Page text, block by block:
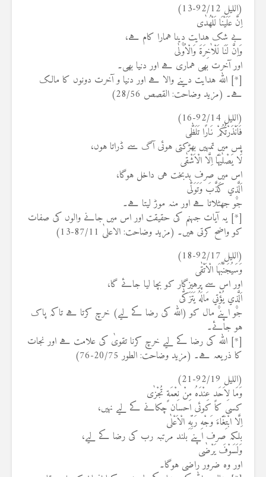
(اللیل 92/12-13)
اِنَّ عَلَيْنَا لَلْهُدٰى
بے شک ہدایت دینا ہمارا کام ہے،
وَاِنَّ لَنَا لَلْاٰخِرَةَ وَالْاُو۫لٰى
اور آخرت بھی ہماری ہے اور دنیا بھی۔
[*] اللہ ہدایت دینے والا ہے اور دنیا و آخرت دونوں کا مالک
ہے۔ (مزید وضاحت: القصص 28/56)
(اللیل 92/14-16)
فَاَنْذَرْتُكُمْ نَارًا تَلَظّٰى
پس میں تمہیں بھڑکتی ہوئی آگ سے ڈراتا ہوں،
لَا يَصْلٰيهَٓا اِلَّا الْاَشْقٰى
اس میں صرف بدبخت ہی داخل ہوگا،
اَلَّذ۪ي كَذَّبَ وَتَوَلّٰى
جو جھٹلاتا ہے اور منہ موڑ لیتا ہے۔
[*] یہ آیات جہنم کی حقیقت اور اس میں جانے والوں کی صفات
کو واضح کرتی ہیں۔ (مزید وضاحت: الاعلیٰ 87/11-13)
(اللیل 92/17-18)
وَسَيُجَنَّبُهَا الْاَتْقٰى
اور اس سے پرہیزگار کو بچا لیا جائے گا،
اَلَّذ۪ي يُؤْت۪ي مَالَهُ يَتَزَكّٰى
جو اپنے مال کو (اللہ کی رضا کے لیے) خرچ کرتا ہے تاکہ پاک
ہو جائے۔
[*] اللہ کی رضا کے لیے خرچ کرنا تقویٰ کی علامت ہے اور نجات
کا ذریعہ ہے۔ (مزید وضاحت: الطور 20/75-76)
(اللیل 92/19-21)
وَمَا لِاَحَدٍ عِنْدَهُ مِنْ نِعْمَةٍ تُجْزٰى
کسی کا کوئی احسان چکانے کے لیے نہیں،
اِلَّا ابْتِغَٓاءَ وَجْهِ رَبِّهِ الْاَعْلٰى
بلکہ صرف اپنے بلند مرتبہ رب کی رضا کے لیے،
وَلَسَوْفَ يَرْضٰى
اور وہ ضرور راضی ہوگا۔